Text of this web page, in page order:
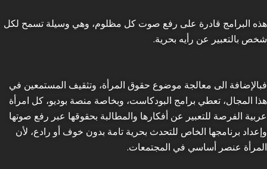
هذه البرامج قادرة على رفع صوت كل مظلوم، وهي وسيلة تسمح لكل
شخص بالتعبير عن رأيه بحرية.
فبالإضافة الى معالجة موضوع حقوق المرأة، وتثقيف المستمعين في
هذا المجال، تعطي برامج البودكاست، وبخاصة منصة بوديو، كل امرأة
عربية الفرصة للتعبير عن أفكارها والمطالبة بحقوقها عبر رفع صوتها
وإعداد برنامجها الخاص للتحدث بحرية تامة بدون خوف أو رادع، لأن
المرأة عنصر أساسي في المجتمعات.